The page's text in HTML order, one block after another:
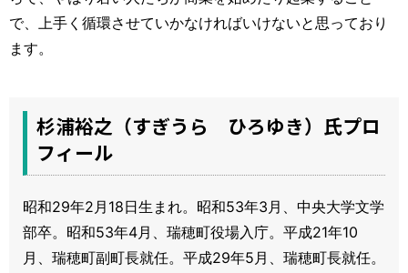
で、上手く循環させていかなければいけないと思っており
ます。
杉浦裕之（すぎうら ひろゆき）氏プロ
フィール
昭和29年2月18日生まれ。昭和53年3月、中央大学文学
部卒。昭和53年4月、瑞穂町役場入庁。平成21年10
月、瑞穂町副町長就任。平成29年5月、瑞穂町長就任。